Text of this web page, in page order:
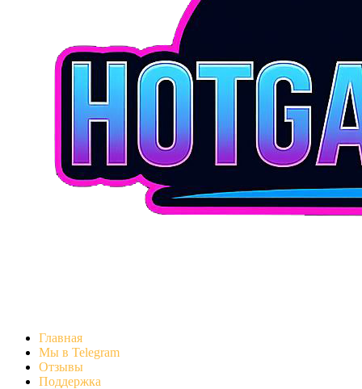
Главная
Мы в Telegram
Отзывы
Поддержка